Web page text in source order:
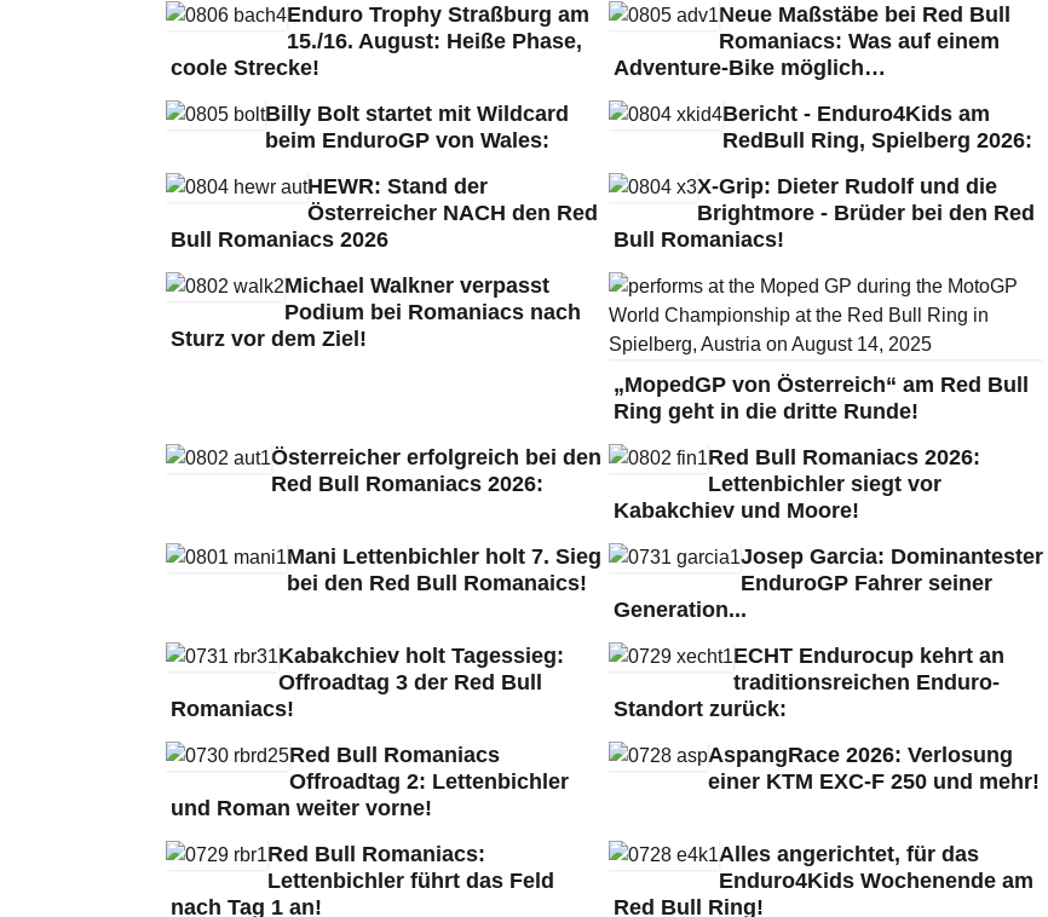
Enduro Trophy Straßburg am
15./16. August: Heiße Phase,
coole Strecke!
Neue Maßstäbe bei Red Bull
Romaniacs: Was auf einem
Adventure-Bike möglich…
Billy Bolt startet mit Wildcard
beim EnduroGP von Wales:
Bericht - Enduro4Kids am
RedBull Ring, Spielberg 2026:
HEWR: Stand der
Österreicher NACH den Red
Bull Romaniacs 2026
X-Grip: Dieter Rudolf und die
Brightmore - Brüder bei den Red
Bull Romaniacs!
Michael Walkner verpasst
Podium bei Romaniacs nach
Sturz vor dem Ziel!
„MopedGP von Österreich“ am Red Bull
Ring geht in die dritte Runde!
Österreicher erfolgreich bei den
Red Bull Romaniacs 2026:
Red Bull Romaniacs 2026:
Lettenbichler siegt vor
Kabakchiev und Moore!
Mani Lettenbichler holt 7. Sieg
bei den Red Bull Romanaics!
Josep Garcia: Dominantester
EnduroGP Fahrer seiner
Generation...
Kabakchiev holt Tagessieg:
Offroadtag 3 der Red Bull
Romaniacs!
ECHT Endurocup kehrt an
traditionsreichen Enduro-
Standort zurück:
Red Bull Romaniacs
Offroadtag 2: Lettenbichler
und Roman weiter vorne!
AspangRace 2026: Verlosung
einer KTM EXC-F 250 und mehr!
Red Bull Romaniacs:
Lettenbichler führt das Feld
nach Tag 1 an!
Alles angerichtet, für das
Enduro4Kids Wochenende am
Red Bull Ring!